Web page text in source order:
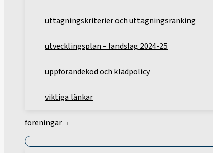
uttagningskriterier och uttagningsranking
utvecklingsplan – landslag 2024-25
uppförandekod och klädpolicy
viktiga länkar
föreningar